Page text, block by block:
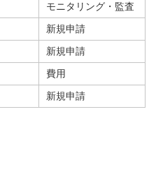
モニタリング・監査
新規申請
新規申請
費用
新規申請